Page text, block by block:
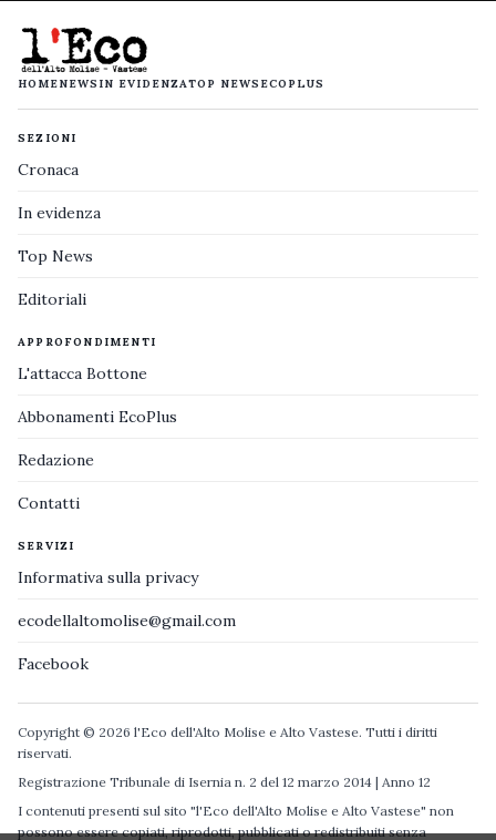
HOMENEWS IN EVIDENZATOP NEWS ECOPLUS
SEZIONI
Cronaca
In evidenza
Top News
Editoriali
APPROFONDIMENTI
L'attacca Bottone
Abbonamenti EcoPlus
Redazione
Contatti
SERVIZI
Informativa sulla privacy
ecodellaltomolise@gmail.com
Facebook
Copyright © 2026 l'Eco dell'Alto Molise e Alto Vastese. Tutti i diritti
riservati.
Registrazione Tribunale di Isernia n. 2 del 12 marzo 2014 | Anno 12
I contenuti presenti sul sito "l'Eco dell'Alto Molise e Alto Vastese" non
possono essere copiati, riprodotti, pubblicati o redistribuiti senza